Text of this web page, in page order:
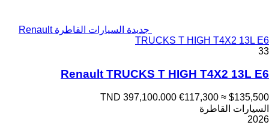
جديدة السيارات القاطرة Renault
TRUCKS T HIGH T4X2 13L E6
33
Renault TRUCKS T HIGH T4X2 13L E6
TND 397,100.000 €117,300 ≈ $135,500
السيارات القاطرة
2026